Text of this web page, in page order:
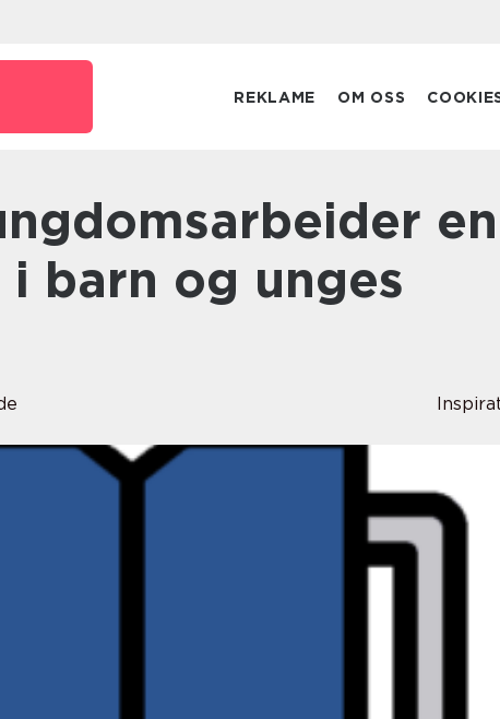
REKLAME OM OSS
barn og unges